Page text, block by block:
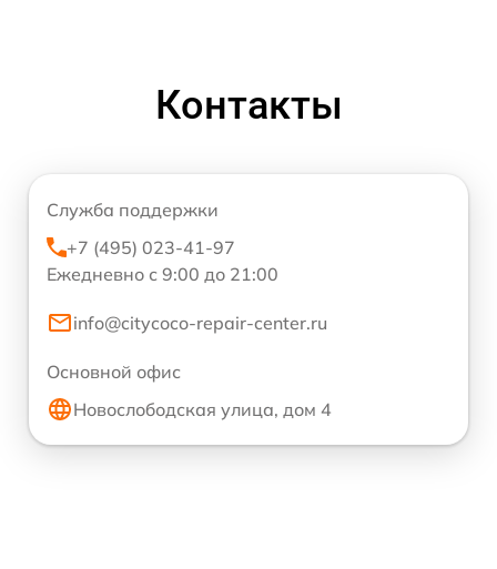
Контакты
Служба поддержки
+7 (495) 023-41-97
Ежедневно с 9:00 до 21:00
info@citycoco-repair-center.ru
Основной офис
Новослободская улица, дом 4